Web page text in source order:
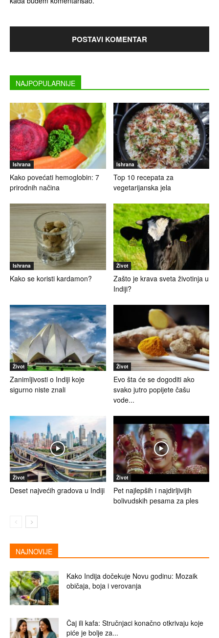
NAJPOPULARNIJE
Ishrana
Kako povećati hemoglobin: 7
prirodnih načina
Ishrana
Top 10 recepata za
vegetarijanska jela
Ishrana
Kako se koristi kardamon?
Život
Zašto je krava sveta životinja u
Indiji?
Život
Zanimljivosti o Indiji koje
sigurno niste znali
Život
Evo šta će se dogoditi ako
svako jutro popijete čašu
vode...
Život
Deset najvećih gradova u Indiji
Život
Pet najlepših i najdirljivijih
bolivudskih pesama za ples
NAJNOVIJE
Kako Indija dočekuje Novu godinu: Mozaik
običaja, boja i verovanja
Čaj ili kafa: Stručnjaci konačno otkrivaju koje
piće je bolje za...